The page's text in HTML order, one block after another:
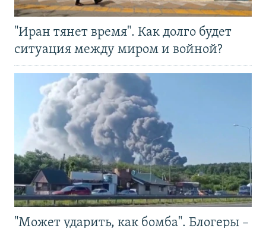
"Иран тянет время". Как долго будет
ситуация между миром и войной?
"Может ударить, как бомба". Блогеры –